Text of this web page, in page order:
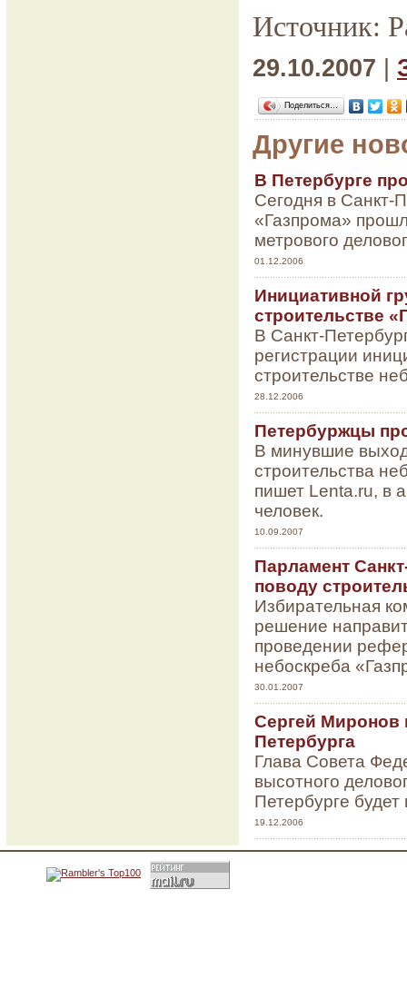
Источник:
29.10.2007
Поделиться…
Другие
В Петербурге
Сегодня в Санкт-
«Газпрома»
метрового
01.12.2006
Инициативной
строительстве
В Санкт-
регистрации
строительстве
28.12.2006
Петербуржцы
В минувшие
строительства
пишет Lenta.ru, в
человек.
10.09.2007
Парламент
поводу
Избирательная
решение
проведении
небоскреба
30.01.2007
Сергей Миронов
Петербурга
Глава Совета
высотного
Петербурге
19.12.2006